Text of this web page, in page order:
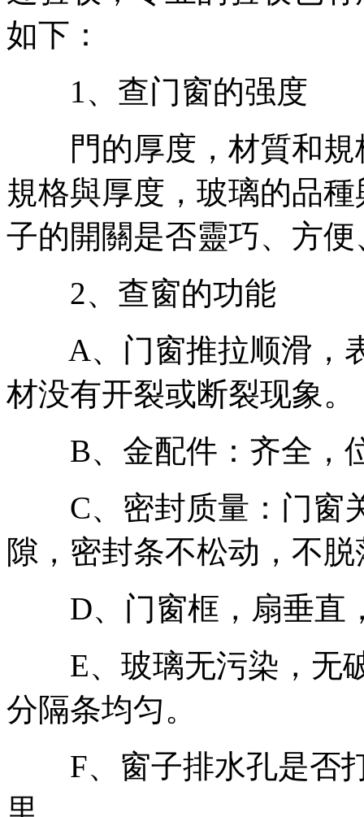
如下：
1、查门窗的强度
門的厚度，材質和規
規格與厚度，玻璃的品
子的開關是否靈巧、方
2、查窗的功能
A、门窗推拉顺滑，
材没有开裂或断裂现象。
B、金配件：齐全，
C、密封质量：门窗
隙，密封条不松动，不
D、门窗框，扇垂直
E、玻璃无污染，无破
分隔条均匀。
F、窗子排水孔是否打
里。